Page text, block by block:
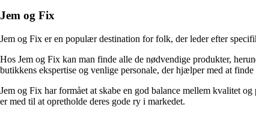
Jem og Fix
Jem og Fix er en populær destination for folk, der leder efter
Hos Jem og Fix kan man finde alle de nødvendige produkter,
butikkens ekspertise og venlige personale, der hjælper med at
Jem og Fix har formået at skabe en god balance mellem kvalitet
er med til at opretholde deres gode ry i markedet.